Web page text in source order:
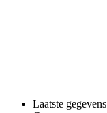
Laatste gegevens